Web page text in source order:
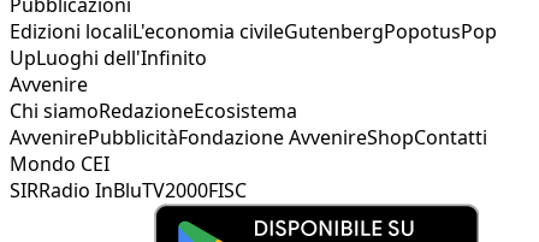
Edizioni localiL'economia civileGutenbergPopotusPop
UpLuoghi dell'Infinito
Avvenire
Chi siamoRedazioneEcosistema
AvvenirePubblicitàFondazione AvvenireShopContatti
Mondo CEI
SIRRadio InBluTV2000FISC